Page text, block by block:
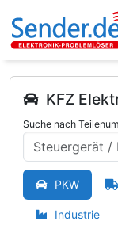
KFZ
Suche nach
PKW
Industrie